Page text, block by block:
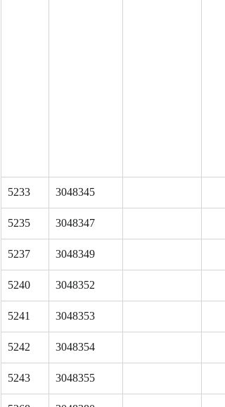
5233 3048345
5235 3048347
5237 3048349
5240 3048352
5241 3048353
5242 3048354
5243 3048355